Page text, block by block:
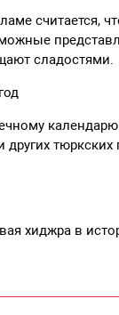
считается,
сладостями.
хиджра в